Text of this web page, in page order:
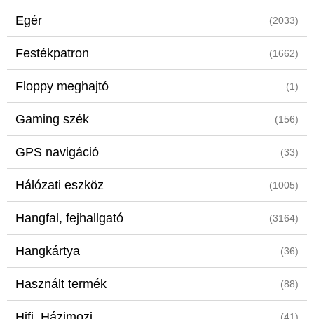
Egér (2033)
Festékpatron (1662)
Floppy meghajtó (1)
Gaming szék (156)
GPS navigáció (33)
Hálózati eszköz (1005)
Hangfal, fejhallgató (3164)
Hangkártya (36)
Használt termék (88)